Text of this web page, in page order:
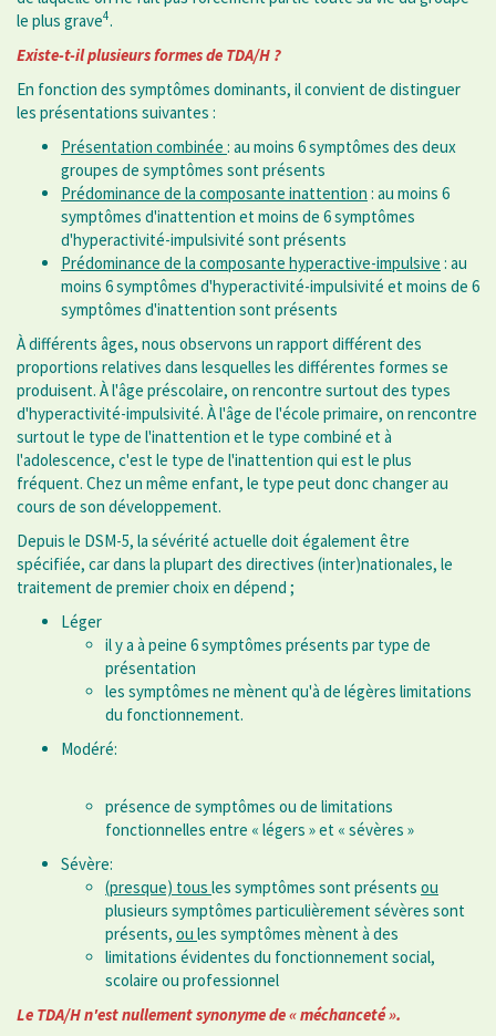
le plus grave4.
Existe-t-il plusieurs formes de TDA/H ?
En fonction des symptômes dominants, il convient de distinguer
les présentations suivantes :
Présentation combinée : au moins 6 symptômes des deux
groupes de symptômes sont présents
Prédominance de la composante inattention : au moins 6
symptômes d'inattention et moins de 6 symptômes
d'hyperactivité-impulsivité sont présents
Prédominance de la composante hyperactive-impulsive : au
moins 6 symptômes d'hyperactivité-impulsivité et moins de 6
symptômes d'inattention sont présents
À différents âges, nous observons un rapport différent des
proportions relatives dans lesquelles les différentes formes se
produisent. À l'âge préscolaire, on rencontre surtout des types
d'hyperactivité-impulsivité. À l'âge de l'école primaire, on rencontre
surtout le type de l'inattention et le type combiné et à
l'adolescence, c'est le type de l'inattention qui est le plus
fréquent. Chez un même enfant, le type peut donc changer au
cours de son développement.
Depuis le DSM-5, la sévérité actuelle doit également être
spécifiée, car dans la plupart des directives (inter)nationales, le
traitement de premier choix en dépend ;
Léger
il y a à peine 6 symptômes présents par type de
présentation
les symptômes ne mènent qu'à de légères limitations
du fonctionnement.
Modéré:
présence de symptômes ou de limitations
fonctionnelles entre « légers » et « sévères »
Sévère:
(presque) tous les symptômes sont présents ou
plusieurs symptômes particulièrement sévères sont
présents, ou les symptômes mènent à des
limitations évidentes du fonctionnement social,
scolaire ou professionnel
Le TDA/H n'est nullement synonyme de « méchanceté ».